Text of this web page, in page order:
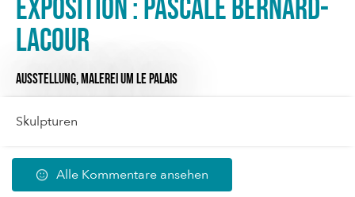
Exposition : Pascale BERNARD-
LACOUR
AUSSTELLUNG,MALEREIUM LE PALAIS
Skulpturen
Alle Kommentare ansehen